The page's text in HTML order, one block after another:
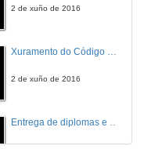
2 de xuño de 2016
Xuramento do Código Ético Profesional da Enxeñería da Rama Industrial
2 de xuño de 2016